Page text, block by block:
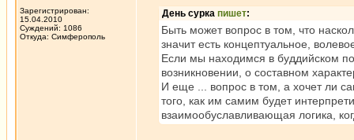
Зарегистрирован:
15.04.2010
Суждений: 1086
Откуда: Симферополь
День сурка пишет:
Быть может вопрос в том, что
значит есть концептуальное,
Если мы находимся в буддийском
возникновении, о составном
И еще ... вопрос в том, а хочет ли
того, как им самим будет
взаимообуславливающая логика,